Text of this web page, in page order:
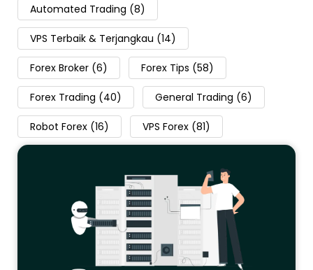
Automated Trading (8)
VPS Terbaik & Terjangkau (14)
Forex Broker (6) Forex Tips (58)
Forex Trading (40) General Trading (6)
Robot Forex (16) VPS Forex (81)